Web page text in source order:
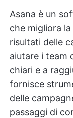
Asana è un
che migliora
risultati delle
aiutare i team
chiari e a
fornisce
delle
passaggi di